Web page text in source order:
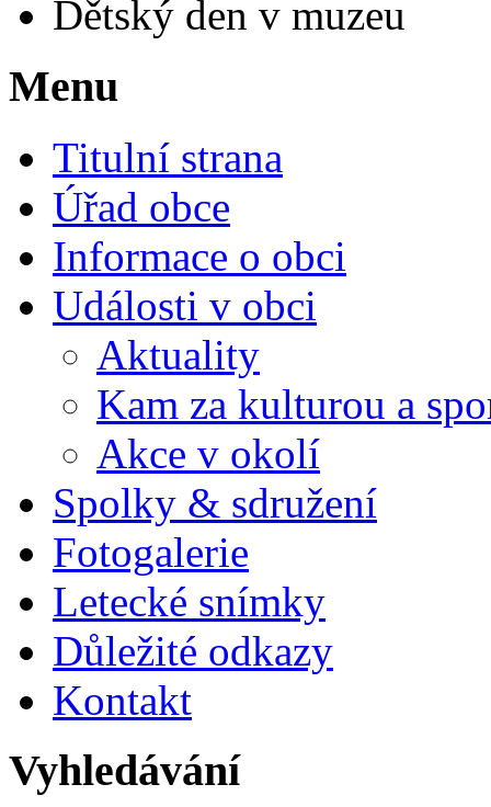
Dětský den v muzeu
Menu
Titulní strana
Úřad obce
Informace o obci
Události v obci
Aktuality
Kam za kulturou a
Akce v okolí
Spolky & sdružení
Fotogalerie
Letecké snímky
Důležité odkazy
Kontakt
Vyhledávání